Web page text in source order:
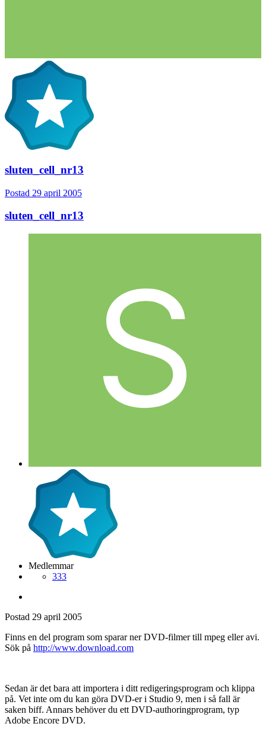
sluten_cell_nr13
Postad 29 april 2005
sluten_cell_nr13
Medlemmar
333
Postad 29 april 2005
Finns en del program som sparar ner DVD-filmer till mpeg eller avi.
Sök på http://www.download.com
Sedan är det bara att importera i ditt redigeringsprogram och klippa
på. Vet inte om du kan göra DVD-er i Studio 9, men i så fall är
saken biff. Annars behöver du ett DVD-authoringprogram, typ
Adobe Encore DVD.